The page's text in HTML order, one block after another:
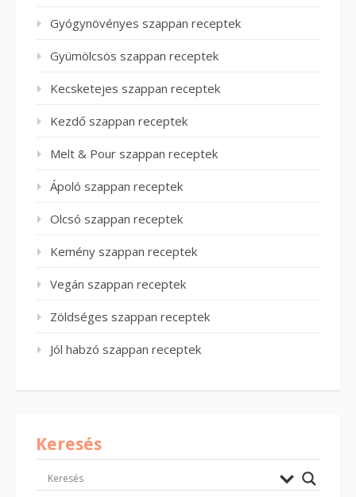
Gyógynövényes szappan receptek
Gyümölcsös szappan receptek
Kecsketejes szappan receptek
Kezdő szappan receptek
Melt & Pour szappan receptek
Ápoló szappan receptek
Olcsó szappan receptek
Kemény szappan receptek
Vegán szappan receptek
Zöldséges szappan receptek
Jól habzó szappan receptek
Keresés